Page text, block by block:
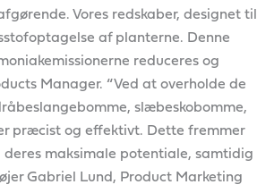
Vores redskaber, designet til
af planterne. Denne
reduceres og
Manager. “Ved at overholde de
slæbeskobomme,
præcist og effektivt. Dette fremmer
maksimale potentiale, samtidig
Gabriel Lund, Product Marketing